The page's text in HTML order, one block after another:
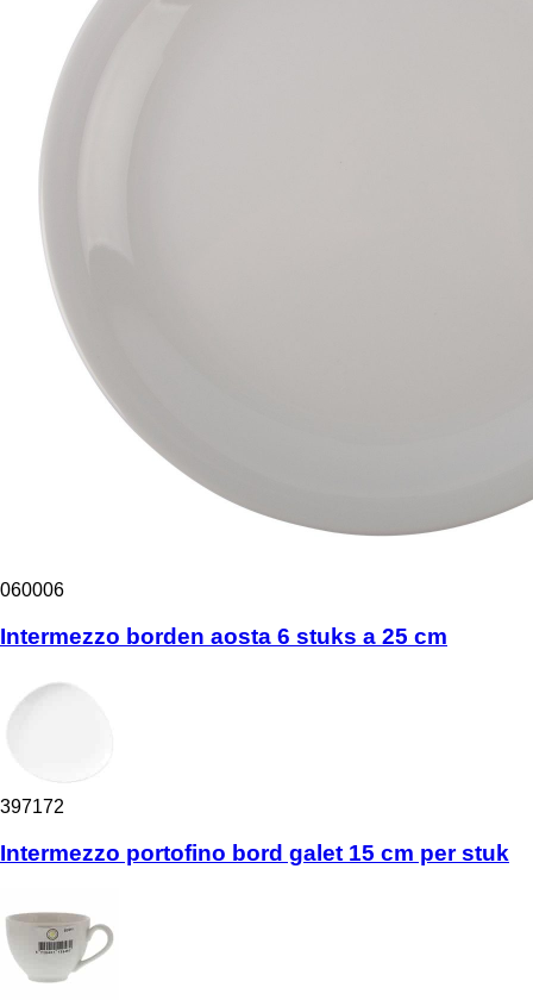
060006
Intermezzo borden aosta 6 stuks a 25 cm
397172
Intermezzo portofino bord galet 15 cm per stuk